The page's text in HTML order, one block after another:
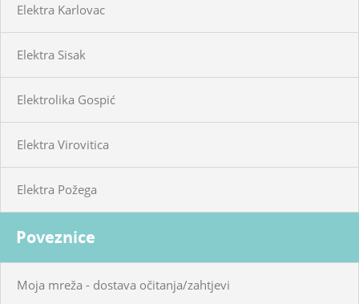
Elektra Karlovac
Elektra Sisak
Elektrolika Gospić
Elektra Virovitica
Elektra Požega
Poveznice
Moja mreža - dostava očitanja/zahtjevi